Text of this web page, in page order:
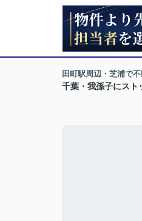
田町駅周辺・芝浦で
千葉・我孫子にス